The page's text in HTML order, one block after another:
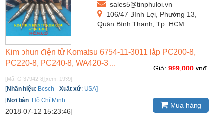
sales5@tinphuloi.vn
106/47 Bình Lợi, Phường 13,
Quận Bình Thạnh, Tp. HCM
Kim phun điện tử Komatsu 6754-11-3011 lắp PC200-8,
PC220-8, PC240-8, WA420-3,...
[Mã: G-37942-8] [xem: 1939]
[Nhãn hiệu: Bosch - Xuất xứ: USA]
[Nơi bán: Hồ Chí Minh]
2018-07-12 15:23:46]
Giá:999,000vnđ
Mua hàng